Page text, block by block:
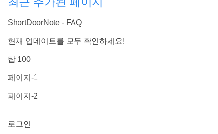
ShortDoorNote - FAQ
현재 업데이트를 모두 확인하세요!
탑 100
페이지-1
페이지-2
로그인